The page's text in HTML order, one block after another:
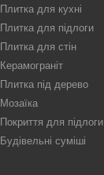
Плитка для кухні
Плитка для підлоги
Плитка для стін
Керамограніт
Плитка під дерево
Мозаїка
Покриття для підлоги
Будівельні суміші